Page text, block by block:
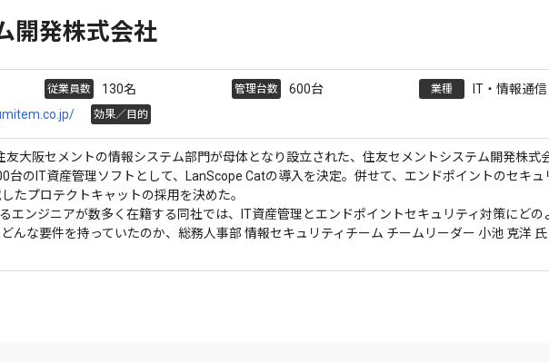
開発株式会社
従業員数 130名 管理台数 600台 業種 IT・情報通信
効果／目的
大阪セメントの情報システム部門が母体となり設立された、住友セメントシステム開発株式
台のIT資産管理ソフトとして、LanScope Catの導入を決定。併せて、エンドポイントのセキュ
たプロテクトキャットの採用を決めた。
エンジニアが数多く在籍する同社では、IT資産管理とエンドポイントセキュリティ対策にどの
んな要件を持っていたのか、総務人事部 情報セキュリティチーム チームリーダー 小池 克洋